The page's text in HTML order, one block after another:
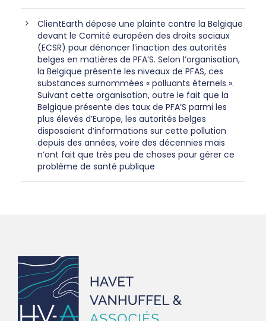
ClientEarth dépose une plainte contre la Belgique
devant le Comité européen des droits sociaux
(ECSR) pour dénoncer l’inaction des autorités
belges en matières de PFA’S. Selon l’organisation,
la Belgique présente les niveaux de PFAS, ces
substances surnommées « polluants éternels ».
Suivant cette organisation, outre le fait que la
Belgique présente des taux de PFA’S parmi les
plus élevés d’Europe, les autorités belges
disposaient d’informations sur cette pollution
depuis des années, voire des décennies mais
n’ont fait que très peu de choses pour gérer ce
problème de santé publique